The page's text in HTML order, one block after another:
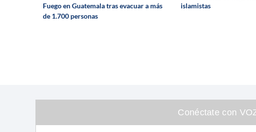
Fuego en Guatemala tras evacuar a más
de 1.700 personas
islamistas
Conéctate con